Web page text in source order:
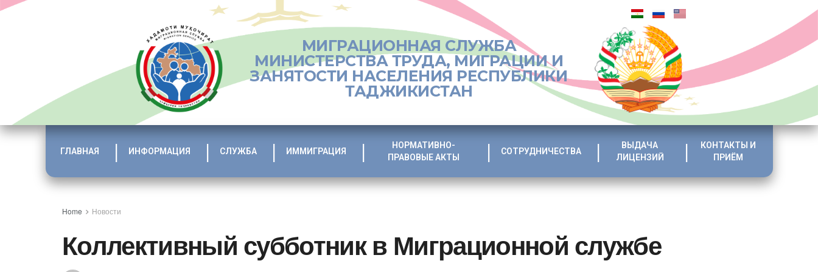
МИГРАЦИОННАЯ СЛУЖБА
МИНИСТЕРСТВА ТРУДА, МИГРАЦИИ И
ЗАНЯТОСТИ НАСЕЛЕНИЯ РЕСПУБЛИКИ
ТАДЖИКИСТАН
ГЛАВНАЯ ИНФОРМАЦИЯ СЛУЖБА ИММИГРАЦИЯ
НОРМАТИВНО-
ПРАВОВЫЕ АКТЫ
СОТРУДНИЧЕСТВА
ВЫДАЧА
ЛИЦЕНЗИЙ
КОНТАКТЫ И
ПРИЁМ
Home Новости
Коллективный субботник в Миграционной службе